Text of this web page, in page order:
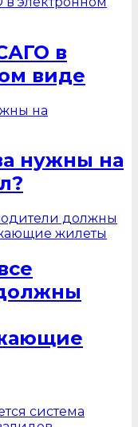
в
виде
нужны на